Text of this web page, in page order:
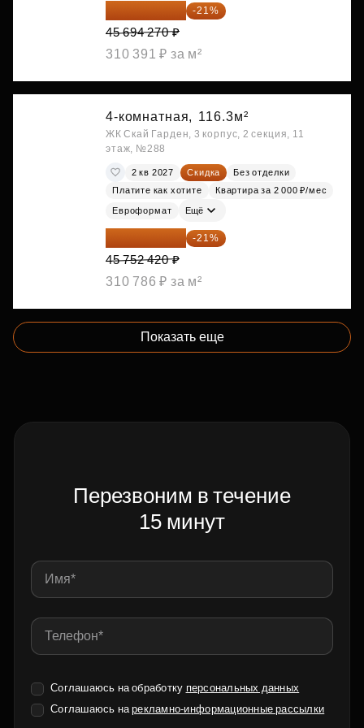
36 098 473 ₽ -21%
45 694 270 ₽
310 391 ₽ за м²
4-комнатная, 116.3м²
ЖК Скай Гарден, 3 корпус, 2 секция, 11
этаж, №288
2 кв 2027 Скидка
Без отделки
Платите как хотите
Квартира за 2 000 ₽/мес
Евроформат Ещё
36 144 412 ₽ -21%
45 752 420 ₽
310 786 ₽ за м²
Показать еще
Перезвоним в течение
15 минут
Соглашаюсь на обработку персональных данных
Соглашаюсь нарекламно-информационные рассылки